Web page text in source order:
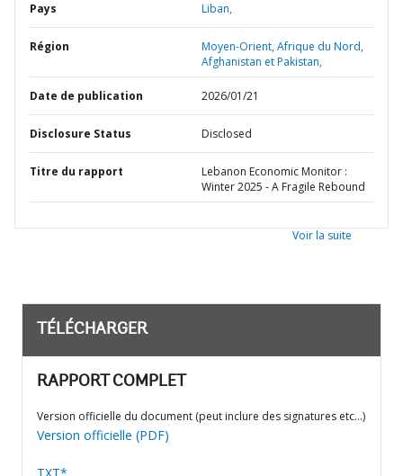
Pays Liban,
Région
Moyen-Orient, Afrique du Nord,
Afghanistan et Pakistan,
Date de publication 2026/01/21
Disclosure Status Disclosed
Titre du rapport
Lebanon Economic Monitor :
Winter 2025 - A Fragile Rebound
Voir la suite
TÉLÉCHARGER
RAPPORT COMPLET
Version officielle du document (peut inclure des signatures etc…)
Version officielle (PDF)